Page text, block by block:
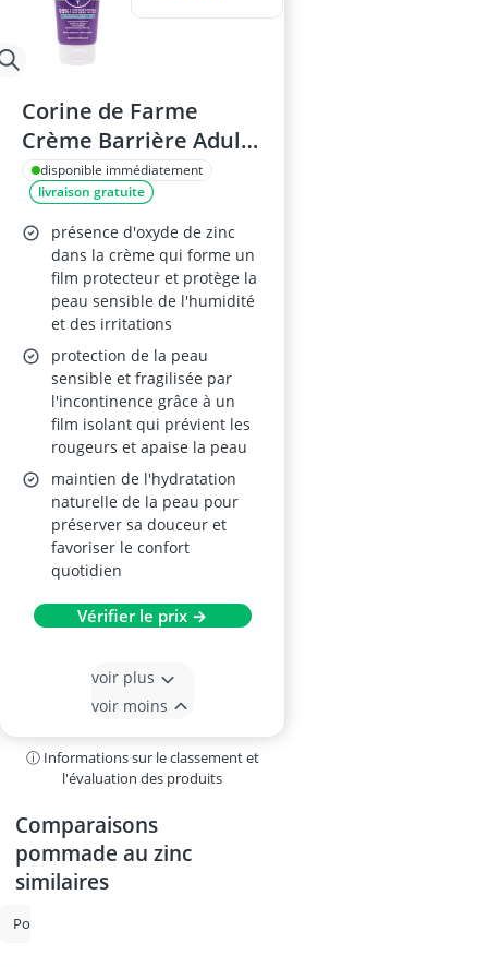
Corine de Farme
Crème Barrière Adulte
à l'Oxyde de Zinc 100
ml
disponible immédiatement
livraison gratuite
présence d'oxyde de zinc
dans la crème qui forme un
film protecteur et protège la
peau sensible de l'humidité
et des irritations
protection de la peau
sensible et fragilisée par
l'incontinence grâce à un
film isolant qui prévient les
rougeurs et apaise la peau
maintien de l'hydratation
naturelle de la peau pour
préserver sa douceur et
favoriser le confort
quotidien
Vérifier le prix →
voir plus
voir moins
ⓘ Informations sur le classement et
l'évaluation des produits
Comparaisons
pommade au zinc
similaires
Pommade à base de mousse